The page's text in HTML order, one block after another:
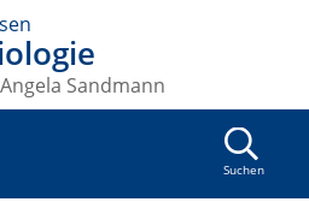
Sandmann
Suchen